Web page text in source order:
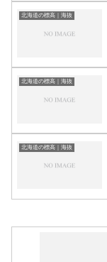
北海道の標高｜海抜
北海道の標高｜海抜
北海道の標高｜海抜